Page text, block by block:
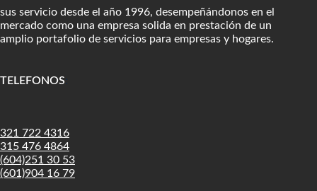
sus servicio desde el año 1996, desempeñándonos en el
mercado como una empresa solida en prestación de un
amplio portafolio de servicios para empresas y hogares.
TELEFONOS
321 722 4316
315 476 4864
(604)251 30 53
(601)904 16 79